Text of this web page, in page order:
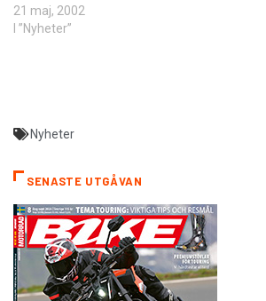
21 maj, 2002
I ”Nyheter”
Nyheter
SENASTE UTGÅVAN